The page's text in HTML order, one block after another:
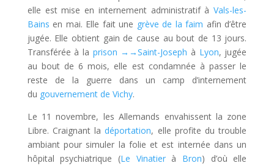
elle est mise en internement administratif àVals-les-
Bains en mai. Elle fait une grève de la faim afin d’être
jugée. Elle obtient gain de cause au bout de 13 jours.
Transférée à la prison →→Saint-Joseph à Lyon, jugée
au bout de6 mois, elle est condamnée à passer le
reste de la guerre dans un camp d’internement
du gouvernement de Vichy.
Le 11 novembre, les Allemands envahissent la zone
Libre. Craignant ladéportation, elle profite du trouble
ambiant pour simuler la folie et est internée dans un
hôpital psychiatrique (Le Vinatierà Bron) d’où elle